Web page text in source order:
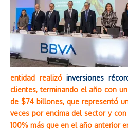
entidad realizóinversiones
clientes, terminando el año con
de $74 billones, que representó
veces por encima del sector y
100% más que en el año anterior